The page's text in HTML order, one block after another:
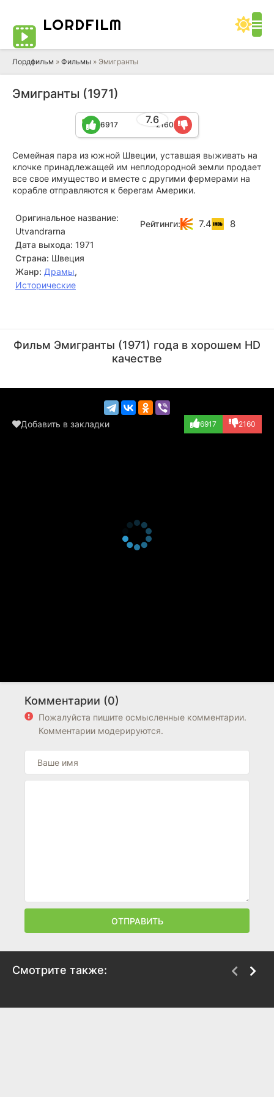
LORDFILM
Лордфильм » Фильмы » Эмигранты
Эмигранты (1971)
7.6
6917 2160
Семейная пара из южной Швеции, уставшая выживать на
клочке принадлежащей им неплодородной земли продает
все свое имущество и вместе с другими фермерами на
корабле отправляются к берегам Америки.
Оригинальное название:
Utvandrarna
Дата выхода: 1971
Страна: Швеция
Жанр: Драмы,
Исторические
Рейтинги: 7.4 8
(Karl Oskar)
(Kristina)
Фильм Эмигранты (1971) года в хорошем HD
качестве
Добавить в закладки 6917 2160
Комментарии (0)
Пожалуйста пишите осмысленные комментарии.
Комментарии модерируются.
ОТПРАВИТЬ
Смотрите также: